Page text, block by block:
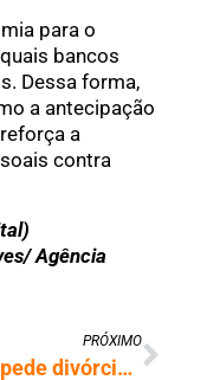
para o
bancos
Dessa forma,
a antecipação
a
contra
Agência
PRÓXIMO
Idoso pede divórcio após se apaixonar por personagem criada por IA